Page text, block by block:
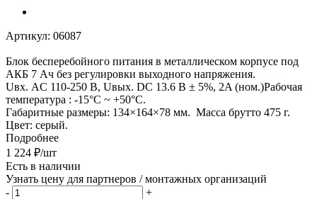
Артикул: 06087
Блок бесперебойного питания в металлическом корпусе под
АКБ 7 Ач без регулировки выходного напряжения.
Uвх. AC 110-250 В, Uвых. DC 13.6 В ± 5%, 2A (ном.)Рабочая
температура : -15°C ~ +50°C.
Габаритные размеры: 134×164×78 мм. Масса брутто 475 г.
Цвет: серый.
Подробнее
1 224 ₽/шт
Есть в наличии
Узнать цену для партнеров / монтажных организаций
-
+